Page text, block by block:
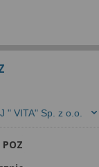
" VITA" Sp. z o.o.